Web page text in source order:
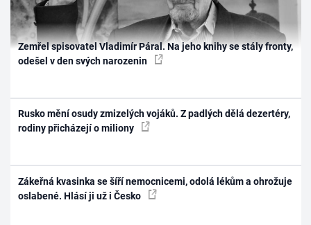
Zemřel spisovatel Vladimír Páral. Na jeho knihy se stály fronty,
odešel v den svých narozenin
Rusko mění osudy zmizelých vojáků. Z padlých dělá dezertéry,
rodiny přicházejí o miliony
Zákeřná kvasinka se šíří nemocnicemi, odolá lékům a ohrožuje
oslabené. Hlásí ji už i Česko